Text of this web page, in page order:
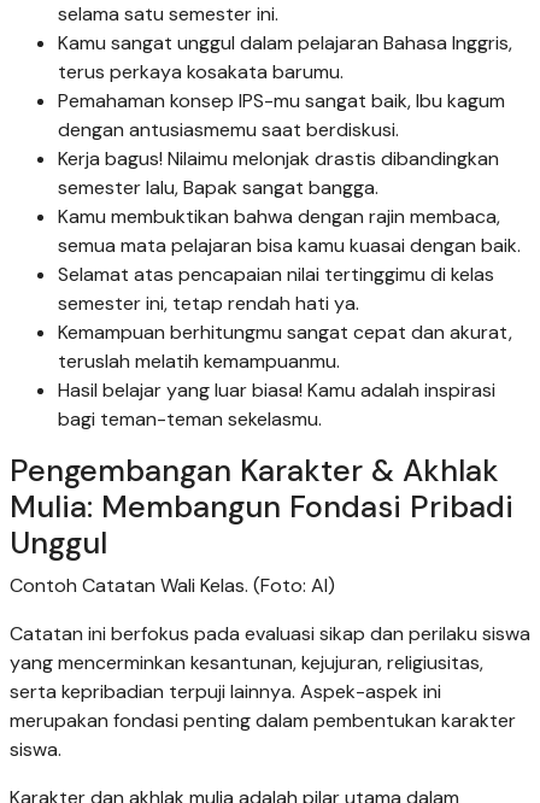
selama satu semester ini.
Kamu sangat unggul dalam pelajaran Bahasa Inggris,
terus perkaya kosakata barumu.
Pemahaman konsep IPS-mu sangat baik, Ibu kagum
dengan antusiasmemu saat berdiskusi.
Kerja bagus! Nilaimu melonjak drastis dibandingkan
semester lalu, Bapak sangat bangga.
Kamu membuktikan bahwa dengan rajin membaca,
semua mata pelajaran bisa kamu kuasai dengan baik.
Selamat atas pencapaian nilai tertinggimu di kelas
semester ini, tetap rendah hati ya.
Kemampuan berhitungmu sangat cepat dan akurat,
teruslah melatih kemampuanmu.
Hasil belajar yang luar biasa! Kamu adalah inspirasi
bagi teman-teman sekelasmu.
Pengembangan Karakter & Akhlak
Mulia: Membangun Fondasi Pribadi
Unggul
Contoh Catatan Wali Kelas. (Foto: AI)
Catatan ini berfokus pada evaluasi sikap dan perilaku siswa
yang mencerminkan kesantunan, kejujuran, religiusitas,
serta kepribadian terpuji lainnya. Aspek-aspek ini
merupakan fondasi penting dalam pembentukan karakter
siswa.
Karakter dan akhlak mulia adalah pilar utama dalam